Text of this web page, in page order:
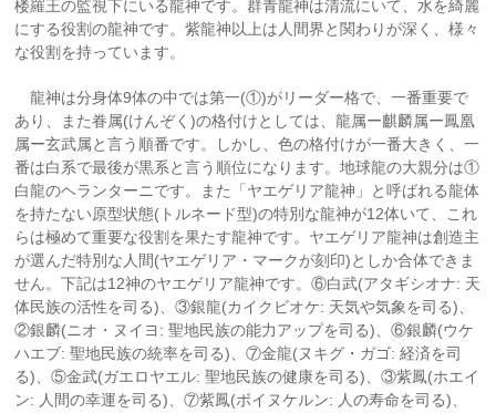
楼羅王の監視下にいる龍神です。群青龍神は清流にいて、水を綺麗
にする役割の龍神です。紫龍神以上は人間界と関わりが深く、様々
な役割を持っています。
龍神は分身体9体の中では第一(①)がリーダー格で、一番重要で
あり、また眷属(けんぞく)の格付けとしては、龍属ー麒麟属ー鳳凰
属ー玄武属と言う順番です。しかし、色の格付けが一番大きく、一
番は白系で最後が黒系と言う順位になります。地球龍の大親分は①
白龍のヘランターニです。また「ヤエゲリア龍神」と呼ばれる龍体
を持たない原型状態(トルネード型)の特別な龍神が12体いて、これ
らは極めて重要な役割を果たす龍神です。ヤエゲリア龍神は創造主
が選んだ特別な人間(ヤエゲリア・マークが刻印)としか合体できま
せん。下記は12神のヤエゲリア龍神です。⑥白武(アタギシオナ: 天
体民族の活性を司る)、③銀龍(カイクビオケ: 天気や気象を司る)、
②銀麟(ニオ・ヌイヨ: 聖地民族の能力アップを司る)、⑥銀麟(ウケ
ハエブ: 聖地民族の統率を司る)、⑦金龍(ヌキグ・ガゴ: 経済を司
る)、⑤金武(ガエロヤエル: 聖地民族の健康を司る)、③紫鳳(ホエイ
ン: 人間の幸運を司る)、⑦紫鳳(ボイヌケルン: 人の寿命を司る)、